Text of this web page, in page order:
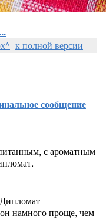
к полной версии
сообщение
с ароматным
он намного проще, чем